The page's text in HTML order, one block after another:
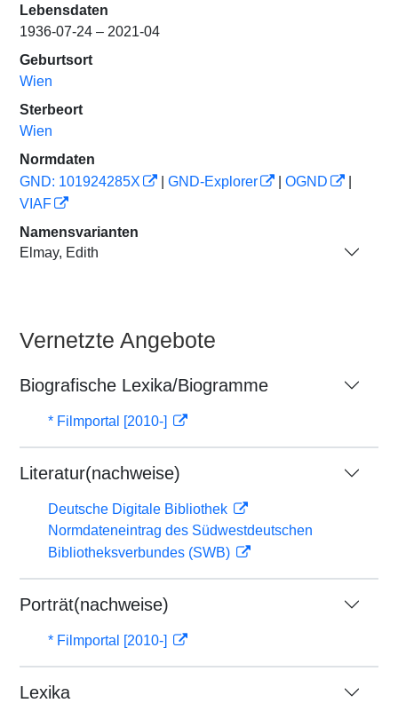
Lebensdaten
1936-07-24 – 2021-04
Geburtsort
Wien
Sterbeort
Wien
Normdaten
GND: 101924285X
GND-Explorer OGND
VIAF
Namensvarianten
Elmay, Edith
Vernetzte Angebote
Biografische Lexika/Biogramme
* Filmportal [2010-]
Literatur(nachweise)
Deutsche Digitale Bibliothek
Normdateneintrag des Südwestdeutschen
Bibliotheksverbundes (SWB)
Porträt(nachweise)
* Filmportal [2010-]
Lexika